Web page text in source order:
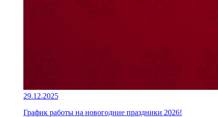
29.12.2025
График работы на новогодние праздники 2026!